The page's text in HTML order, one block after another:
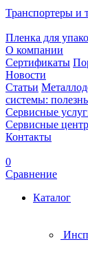
Транспортеры и
Пленка для
О компании
Сертификаты
Новости
Статьи
системы:
Сервисные
Сервисные
Контакты
0
Сравнение
Каталог